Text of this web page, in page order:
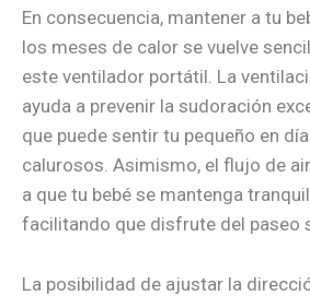
En consecuencia, mantener a tu
los meses de calor se vuelve
este ventilador portátil. La
ayuda a prevenir la sudoración
que puede sentir tu pequeño en
calurosos. Asimismo, el flujo de
a que tu bebé se mantenga
facilitando que disfrute del paseo
La posibilidad de ajustar la